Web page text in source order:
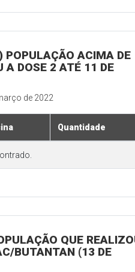
POPULAÇÃO ACIMA DE
A DOSE 2 ATÉ 11 DE
de 2022
Quantidade
QUE
BUTANTAN (13 DE